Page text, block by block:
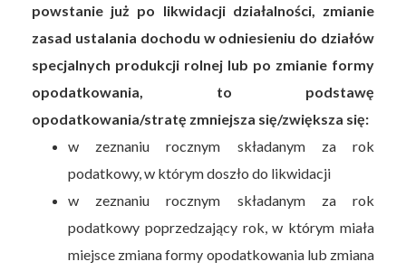
powstanie już po likwidacji działalności, zmianie
zasad ustalania dochodu w odniesieniu do działów
specjalnych produkcji rolnej lub po zmianie formy
opodatkowania, to podstawę
opodatkowania/stratę zmniejsza się/zwiększa się:
w zeznaniu rocznym składanym za rok
podatkowy, w którym doszło do likwidacji
w zeznaniu rocznym składanym za rok
podatkowy poprzedzający rok, w którym miała
miejsce zmiana formy opodatkowania lub zmiana